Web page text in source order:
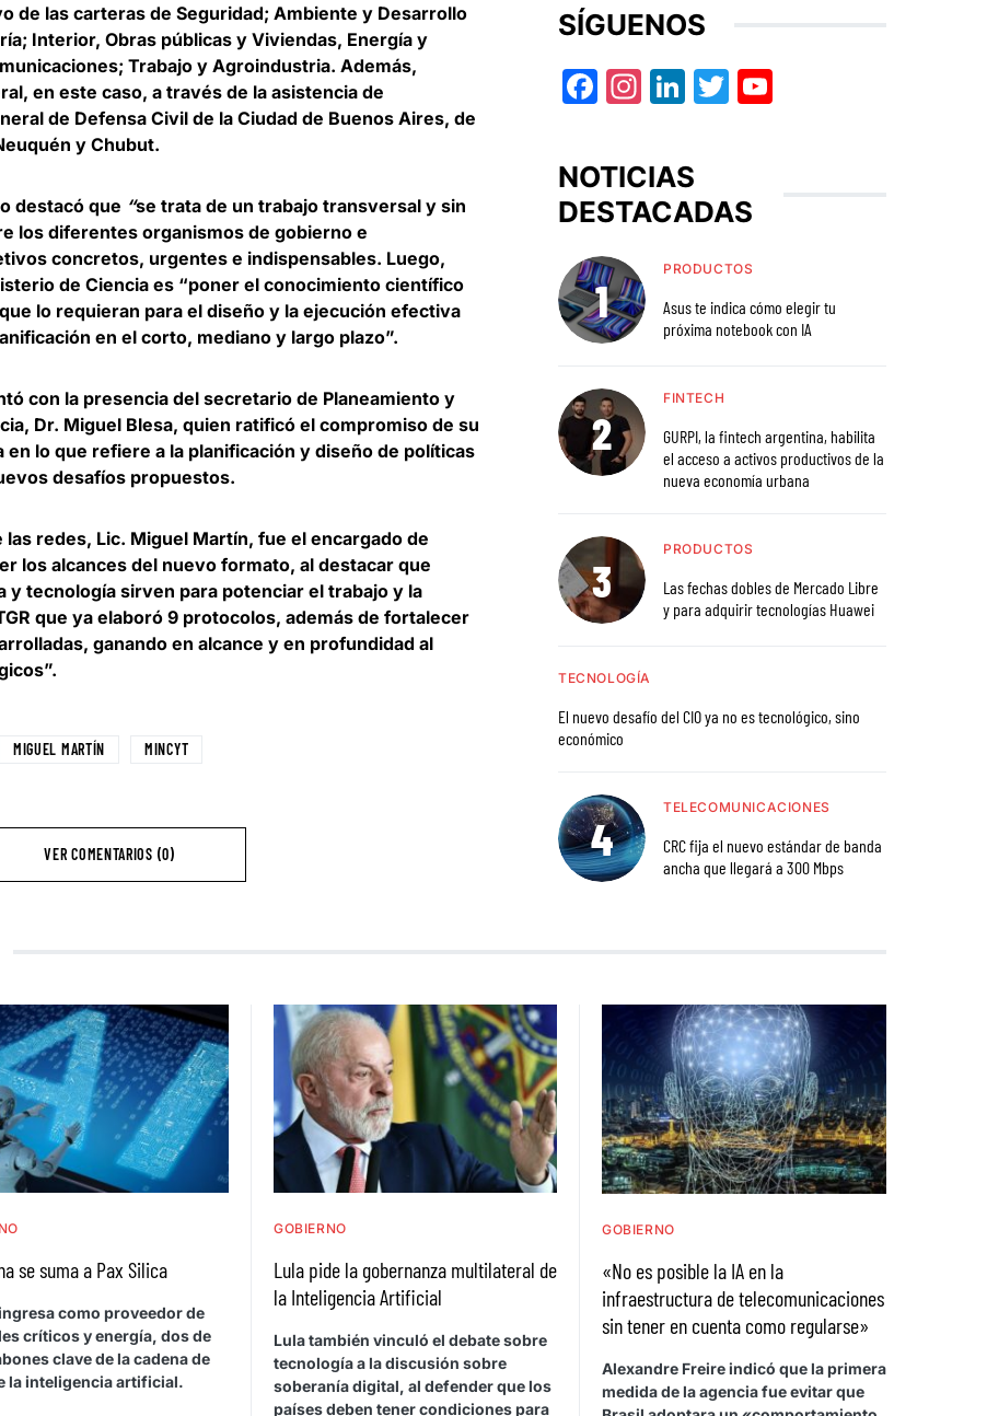
de las carteras de Seguridad; Ambiente y Desarrollo
Interior, Obras públicas y Viviendas, Energía y
Trabajo y Agroindustria. Además,
en este caso, a través de la asistencia de
de Defensa Civil de la Ciudad de Buenos Aires, de
y Chubut.
destacó que “se trata de un trabajo transversal y sin
los diferentes organismos de gobierno e
concretos, urgentes e indispensables. Luego,
de Ciencia es “poner el conocimiento científico
lo requieran para el diseño y la ejecución efectiva
en el corto, mediano y largo plazo”.
con la presencia del secretario de Planeamiento y
Dr. Miguel Blesa, quien ratificó el compromiso de su
lo que refiere a la planificación y diseño de políticas
desafíos propuestos.
las redes, Lic. Miguel Martín, fue el encargado de
los alcances del nuevo formato, al destacar que
y tecnología sirven para potenciar el trabajo y la
que ya elaboró 9 protocolos, además de fortalecer
ganando en alcance y en profundidad al
MIGUEL MARTÍN MINCYT
VER COMENTARIOS (0)
SÍGUENOS
Facebook
Instagram
LinkedIn
Twitter
NOTICIAS
DESTACADAS
PRODUCTOS
Asus te indica cómo elegir tu
próxima notebook con IA
FINTECH
GURPI, la fintech argentina, habilita
el acceso a activos productivos de la
nueva economía urbana
PRODUCTOS
Las fechas dobles de Mercado Libre
y para adquirir tecnologías Huawei
TECNOLOGÍA
El nuevo desafío del CIO ya no es tecnológico, sino
económico
TELECOMUNICACIONES
CRC fija el nuevo estándar de banda
ancha que llegará a 300 Mbps
se suma a Pax Silica
como proveedor de
críticos y energía, dos de
clave de la cadena de
la inteligencia artificial.
GOBIERNO
Lula pide la gobernanza multilateral de
la Inteligencia Artificial
Lula también vinculó el debate sobre
tecnología a la discusión sobre
soberanía digital, al defender que los
países deben tener condiciones para
GOBIERNO
«No es posible la IA en la
infraestructura de telecomunicaciones
sin tener en cuenta como regularse»
Alexandre Freire indicó que la primera
medida de la agencia fue evitar que